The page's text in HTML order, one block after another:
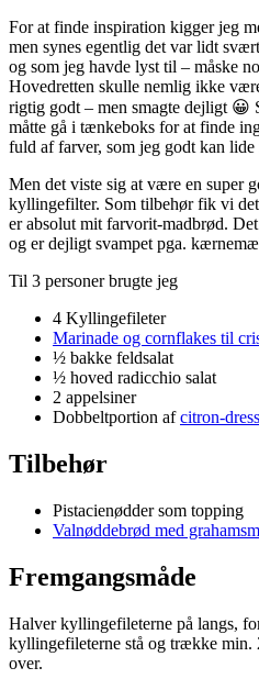
For at finde inspiration kigger jeg
men synes egentlig det var lidt
og som jeg havde lyst til – måske
Hovedretten skulle nemlig ikke
rigtig godt – men smagte dejligt 😀
måtte gå i tænkeboks for at finde
fuld af farver, som jeg godt kan lide
Men det viste sig at være en super
kyllingefilter. Som tilbehør fik vi det
er absolut mit farvorit-madbrød.
og er dejligt svampet pga.
Til 3 personer brugte jeg
4 Kyllingefileter
Marinade og cornflakes til
½ bakke feldsalat
½ hoved radicchio salat
2 appelsiner
Dobbeltportion afcitron-
Tilbehør
Pistacienødder som topping
Valnøddebrød med
Fremgangsmåde
Halver kyllingefileterne på langs,
kyllingefileterne stå og trække min.
over.